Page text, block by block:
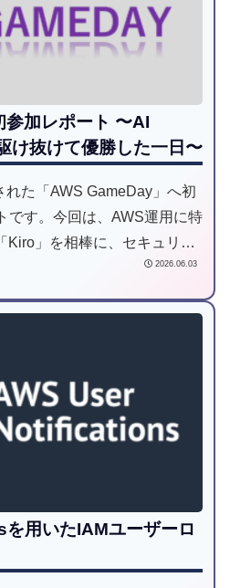
加レポート 〜AI
け抜けて優勝した一日〜
た「AWS GameDay」へ初
です。今回は、AWS運用に特
Kiro」を相棒に、セキュリテ
Kiroの圧倒的な機能で無双し
2026.06.03
用いたIAMユーザーロ